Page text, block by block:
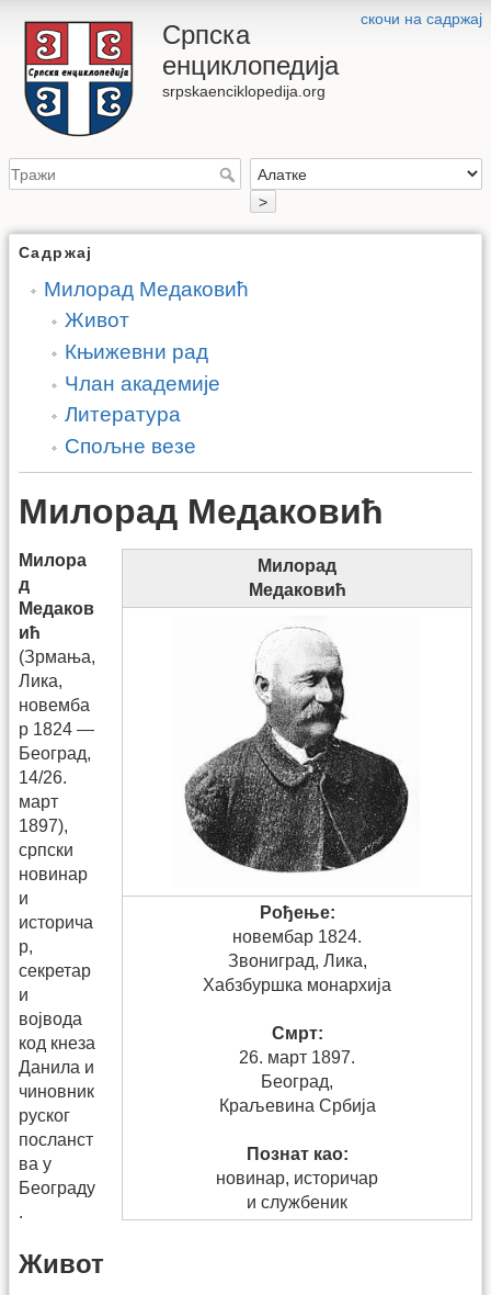
скочи на садржај
Српска
енциклопедија
srpskaenciklopedija.org
>
Садржај
Милорад Медаковић
Живот
Књижевни рад
Члан академије
Литература
Спољне везе
Милорад Медаковић
Милорад
Медаковић
Рођење:
новембар 1824.
Звониград, Лика,
Хабзбуршка монархија
Смрт:
26. март 1897.
Београд,
Краљевина Србија
Познат као:
новинар, историчар
и службеник
Милора
д
Медаков
ић
(Зрмања,
Лика,
новемба
р 1824 —
Београд,
14/26.
март
1897),
српски
новинар
и
историча
р,
секретар
и
војвода
код кнеза
Данила и
чиновник
руског
посланст
ва у
Београду
.
Живот